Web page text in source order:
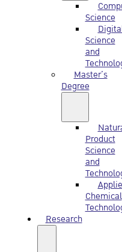
Science
Science
and
Master’s
Degree
Product
Science
and
Chemical
Research